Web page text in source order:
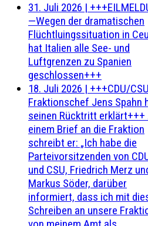
31. Juli 2026 |
—Wegen der dramatischen
Flüchtluingssituation in
hat Italien alle See- und
Luftgrenzen zu Spanien
geschlossen+++
18. Juli 2026 | +++CDU/
Fraktionschef Jens Spahn
seinen Rücktritt erklärt+++
einem Brief an die Fraktion
schreibt er: „Ich habe die
Parteivorsitzenden von
und CSU, Friedrich Merz
Markus Söder, darüber
informiert, dass ich mit
Schreiben an unsere